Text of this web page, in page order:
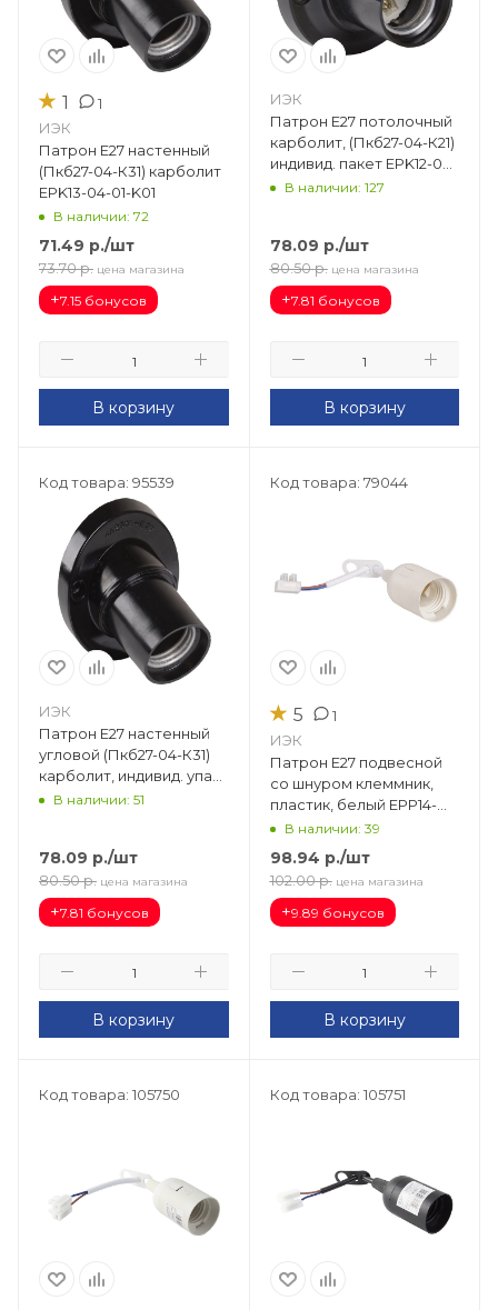
★ 1 1
ИЭК
Патрон Е27 настенный
(Пкб27-04-К31) карболит
EPK13-04-01-K01
В наличии: 72
71.49 р./шт
73.70 р. цена магазина
+7.15 бонусов
В корзину
ИЭК
Патрон Е27 потолочный
карболит, (Пкб27-04-К21)
индивид. пакет EPK12-04-
02-K01
В наличии: 127
78.09 р./шт
80.50 р. цена магазина
+7.81 бонусов
В корзину
Код товара: 95539
ИЭК
Патрон Е27 настенный
угловой (Пкб27-04-К31)
карболит, индивид. упак.
EPK13-04-02-K01
В наличии: 51
78.09 р./шт
80.50 р. цена магазина
+7.81 бонусов
В корзину
Код товара: 79044
★ 5 1
ИЭК
Патрон Е27 подвесной
со шнуром клеммник,
пластик, белый EPP14-
04-01-K01
В наличии: 39
98.94 р./шт
102.00 р. цена магазина
+9.89 бонусов
В корзину
Код товара: 105750 Код товара: 105751